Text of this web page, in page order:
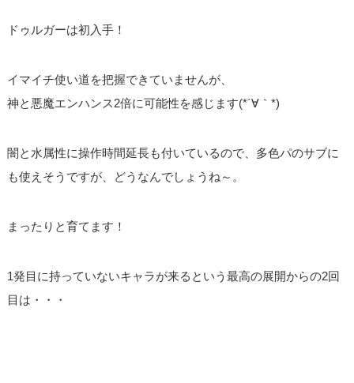
ドゥルガーは初入手！
イマイチ使い道を把握できていませんが、
神と悪魔エンハンス2倍に可能性を感じます(*´∀｀*)
闇と水属性に操作時間延長も付いているので、多色パのサブに
も使えそうですが、どうなんでしょうね～。
まったりと育てます！
1発目に持っていないキャラが来るという最高の展開からの2回
目は・・・